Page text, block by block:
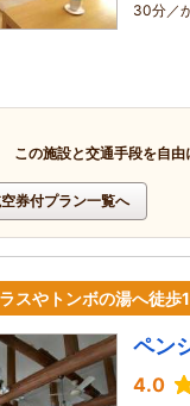
30分／
この施設と交通手段を自
券付プラン一覧へ
スやトンボの湯へ徒歩
ペン
4.0